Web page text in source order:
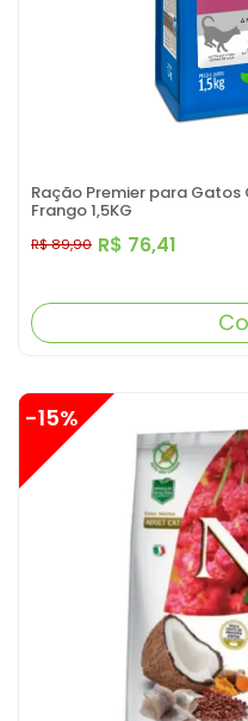
Ração Premier para Gatos
Frango 1,5KG
R$ 76,41
R$ 89,90
-15%